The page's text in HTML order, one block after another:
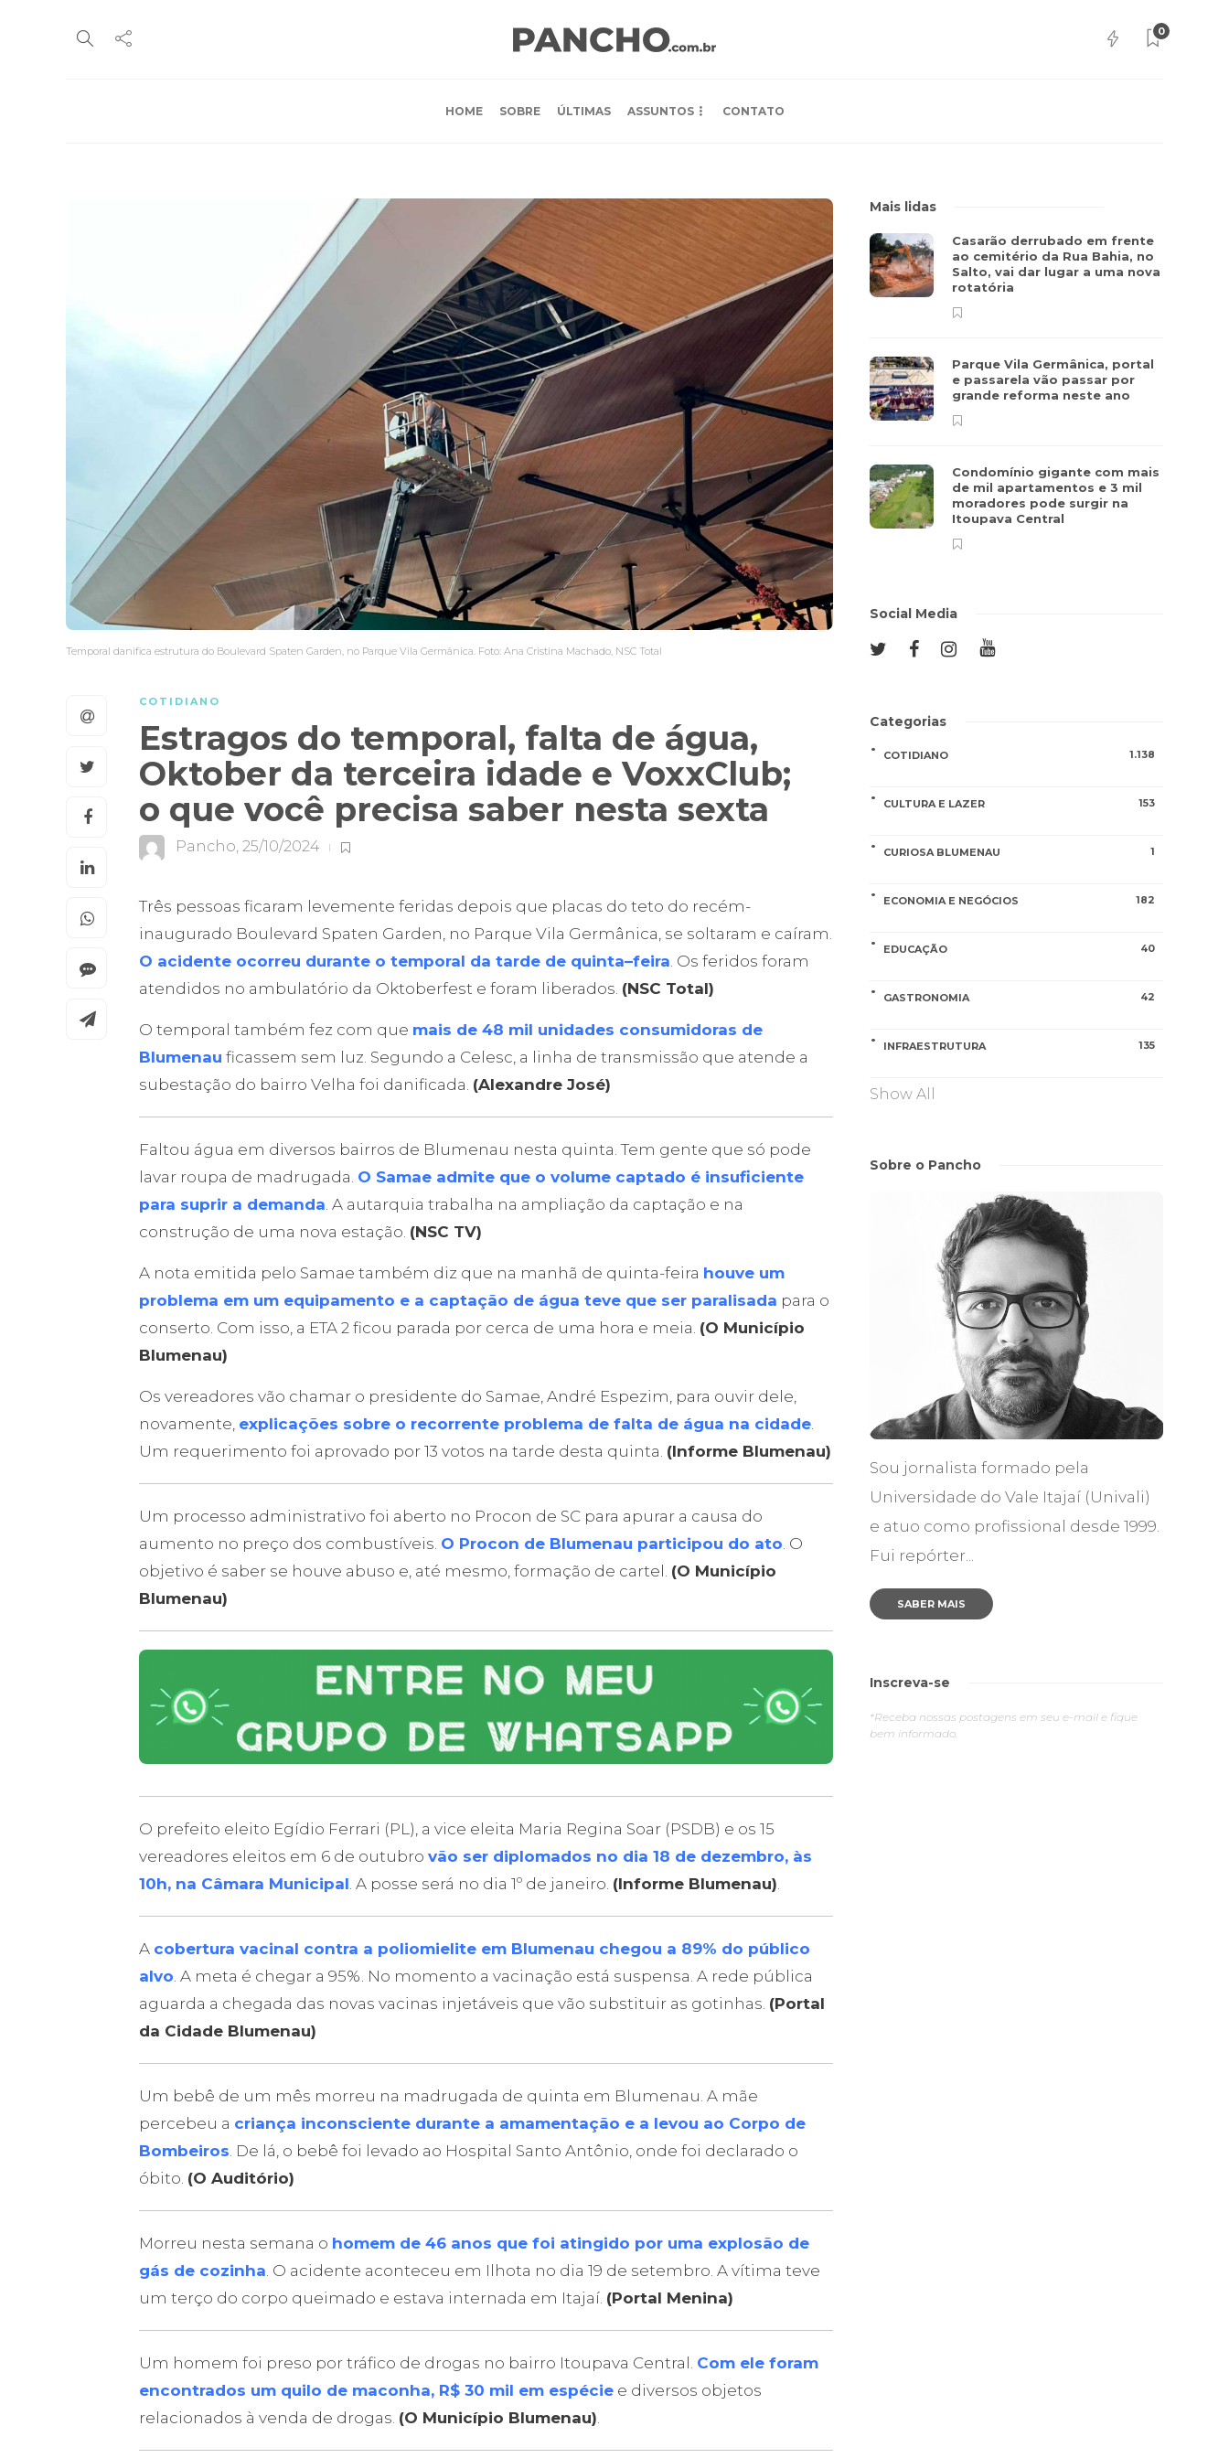
0
HOME SOBRE ÚLTIMAS ASSUNTOS CONTATO
Temporal danifica estrutura do Boulevard Spaten Garden, no Parque Vila Germânica. Foto: Ana Cristina Machado, NSC Total
COTIDIANO
Estragos do temporal, falta de água,
Oktober da terceira idade e VoxxClub;
o que você precisa saber nesta sexta
Pancho, 25/10/2024
Três pessoas ficaram levemente feridas depois que placas do teto do recém-
inaugurado Boulevard Spaten Garden, no Parque Vila Germânica, se soltaram e caíram.
O acidente ocorreu durante o temporal da tarde de quinta–feira. Os feridos foram
atendidos no ambulatório da Oktoberfest e foram liberados. (NSC Total)
O temporal também fez com que mais de 48 mil unidades consumidoras de
Blumenau ficassem sem luz. Segundo a Celesc, a linha de transmissão que atende a
subestação do bairro Velha foi danificada. (Alexandre José)
Faltou água em diversos bairros de Blumenau nesta quinta. Tem gente que só pode
lavar roupa de madrugada. O Samae admite que o volume captado é insuficiente
para suprir a demanda. A autarquia trabalha na ampliação da captação e na
construção de uma nova estação. (NSC TV)
A nota emitida pelo Samae também diz que na manhã de quinta-feira houve um
problema em um equipamento e a captação de água teve que ser paralisada para o
conserto. Com isso, a ETA 2 ficou parada por cerca de uma hora e meia. (O Município
Blumenau)
Os vereadores vão chamar o presidente do Samae, André Espezim, para ouvir dele,
novamente, explicações sobre o recorrente problema de falta de água na cidade.
Um requerimento foi aprovado por 13 votos na tarde desta quinta. (Informe Blumenau)
Um processo administrativo foi aberto no Procon de SC para apurar a causa do
aumento no preço dos combustíveis. O Procon de Blumenau participou do ato. O
objetivo é saber se houve abuso e, até mesmo, formação de cartel. (O Município
Blumenau)
O prefeito eleito Egídio Ferrari (PL), a vice eleita Maria Regina Soar (PSDB) e os 15
vereadores eleitos em 6 de outubro vão ser diplomados no dia 18 de dezembro, às
10h, na Câmara Municipal. A posse será no dia 1º de janeiro. (Informe Blumenau).
A cobertura vacinal contra a poliomielite em Blumenau chegou a 89% do público
alvo. A meta é chegar a 95%. No momento a vacinação está suspensa. A rede pública
aguarda a chegada das novas vacinas injetáveis que vão substituir as gotinhas. (Portal
da Cidade Blumenau)
Um bebê de um mês morreu na madrugada de quinta em Blumenau. A mãe
percebeu a criança inconsciente durante a amamentação e a levou ao Corpo de
Bombeiros. De lá, o bebê foi levado ao Hospital Santo Antônio, onde foi declarado o
óbito. (O Auditório)
Morreu nesta semana o homem de 46 anos que foi atingido por uma explosão de
gás de cozinha. O acidente aconteceu em Ilhota no dia 19 de setembro. A vítima teve
um terço do corpo queimado e estava internada em Itajaí. (Portal Menina)
Um homem foi preso por tráfico de drogas no bairro Itoupava Central. Com ele foram
encontrados um quilo de maconha, R$ 30 mil em espécie e diversos objetos
relacionados à venda de drogas. (O Município Blumenau).
Mais lidas
Casarão derrubado em frente
ao cemitério da Rua Bahia, no
Salto, vai dar lugar a uma nova
rotatória
Parque Vila Germânica, portal
e passarela vão passar por
grande reforma neste ano
Condomínio gigante com mais
de mil apartamentos e 3 mil
moradores pode surgir na
Itoupava Central
Social Media
Categorias
COTIDIANO 1.138
CULTURA E LAZER 153
CURIOSA BLUMENAU 1
ECONOMIA E NEGÓCIOS 182
EDUCAÇÃO 40
GASTRONOMIA 42
INFRAESTRUTURA 135
Show All
Sobre o Pancho
Sou jornalista formado pela
Universidade do Vale Itajaí (Univali)
e atuo como profissional desde 1999.
Fui repórter...
SABER MAIS
Inscreva-se
*Receba nossas postagens em seu e-mail e fique
bem informado.